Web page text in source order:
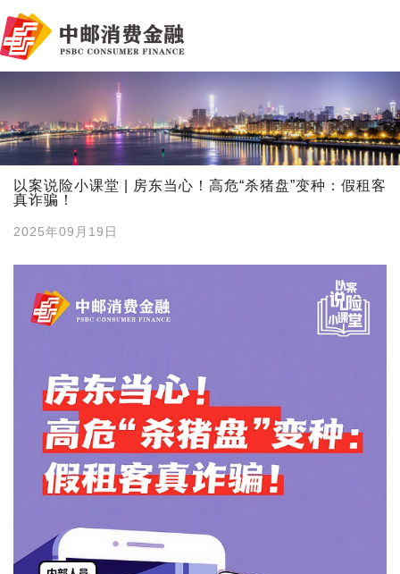
以案说险小课堂 | 房东当心！高危“杀猪盘”变种：假租客
真诈骗！
2025年09月19日